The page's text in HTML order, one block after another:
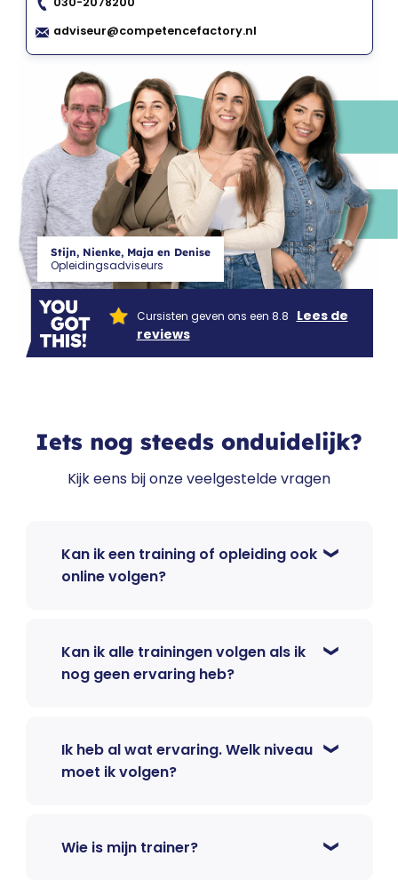
adviseur@competencefactory.nl
CF
Stijn, Nienke, Maja en Denise
Opleidingsadviseurs
Cursisten geven ons een 8.8
Lees de
reviews
Iets nog steeds onduidelijk?
Kijk eens bij onze veelgestelde vragen
Kan ik een training of opleiding ook
online volgen?
Kan ik alle trainingen volgen als ik
nog geen ervaring heb?
Ik heb al wat ervaring. Welk niveau
moet ik volgen?
Wie is mijn trainer?